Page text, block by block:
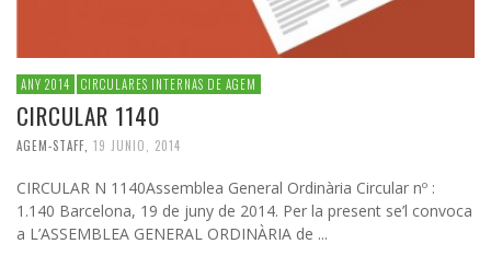
ANY 2014 CIRCULARES INTERNAS DE AGEM
CIRCULAR 1140
AGEM-STAFF 19 JUNIO, 2014
CIRCULAR N 1140Assemblea General Ordinària Circular nº :
1.140 Barcelona, 19 de juny de 2014. Per la present se’l convoca
a L’ASSEMBLEA GENERAL ORDINÀRIA de ...